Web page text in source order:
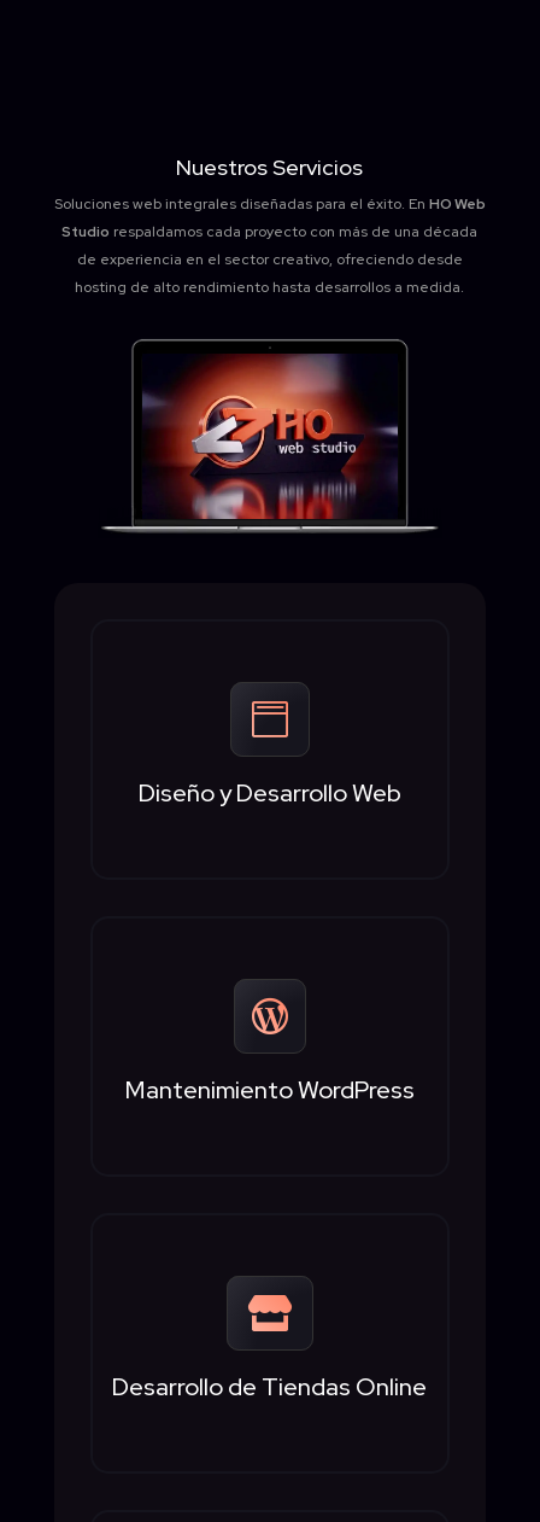
Nuestros Servicios
Soluciones web integrales diseñadas para el éxito. En HO Web
Studio respaldamos cada proyecto con más de una década
de experiencia en el sector creativo, ofreciendo desde
hosting de alto rendimiento hasta desarrollos a medida.

Diseño y Desarrollo Web

Mantenimiento WordPress

Desarrollo de Tiendas Online